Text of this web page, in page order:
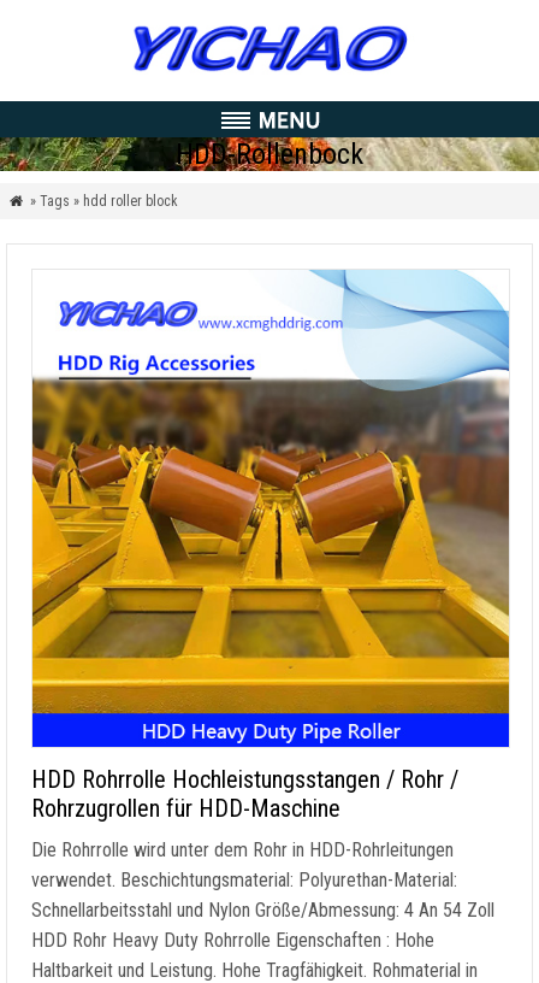
HDD-Rollenbock
 » Tags » hdd roller block
HDD Rohrrolle Hochleistungsstangen / Rohr /
Rohrzugrollen für HDD-Maschine
Die Rohrrolle wird unter dem Rohr in HDD-Rohrleitungen
verwendet. Beschichtungsmaterial: Polyurethan-Material:
Schnellarbeitsstahl und Nylon Größe/Abmessung: 4 An 54 Zoll
HDD Rohr Heavy Duty Rohrrolle Eigenschaften : Hohe
Haltbarkeit und Leistung. Hohe Tragfähigkeit. Rohmaterial in